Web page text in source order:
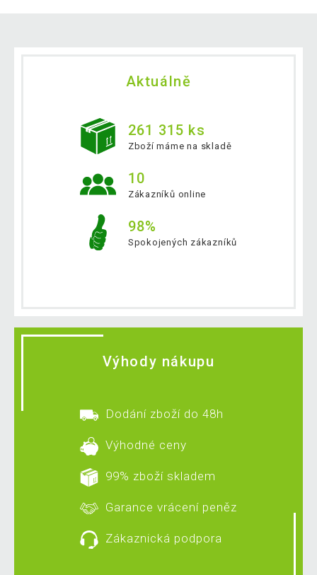
Aktuálně
261 315 ks
Zboží máme na skladě
10
Zákazníků online
98%
Spokojených zákazníků
Výhody nákupu
Dodání zboží do 48h
Výhodné ceny
99% zboží skladem
Garance vrácení peněz
Zákaznická podpora